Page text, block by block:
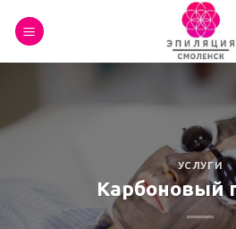
УСЛУГИ
Карбоновый